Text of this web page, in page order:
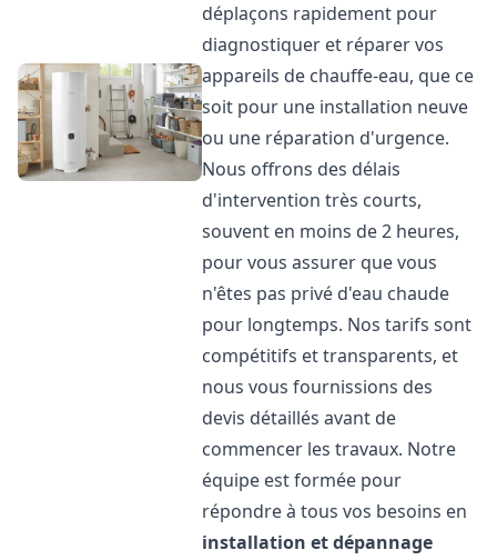
déplaçons rapidement pour
diagnostiquer et réparer vos
appareils de chauffe-eau, que ce
soit pour une installation neuve
ou une réparation d'urgence.
Nous offrons des délais
d'intervention très courts,
souvent en moins de 2 heures,
pour vous assurer que vous
n'êtes pas privé d'eau chaude
pour longtemps. Nos tarifs sont
compétitifs et transparents, et
nous vous fournissions des
devis détaillés avant de
commencer les travaux. Notre
équipe est formée pour
répondre à tous vos besoins en
installation et dépannage